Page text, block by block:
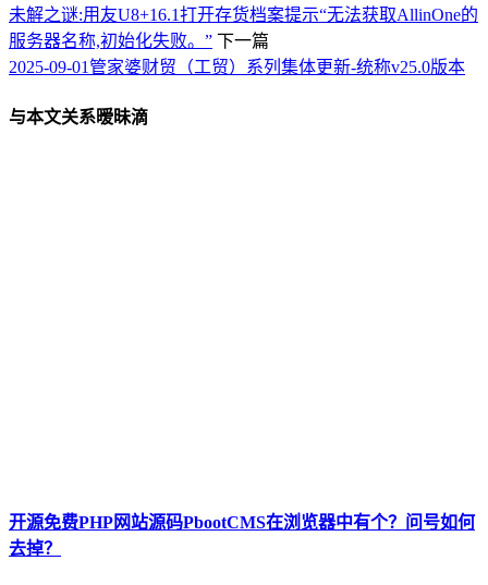
未解之谜:用友U8+16.1打开存货档案提示“无法获取AllinOne的
服务器名称,初始化失败。” 下一篇
2025-09-01管家婆财贸（工贸）系列集体更新-统称v25.0版本
与本文关系暧昧滴
开源免费PHP网站源码PbootCMS在浏览器中有个？问号如何
去掉？